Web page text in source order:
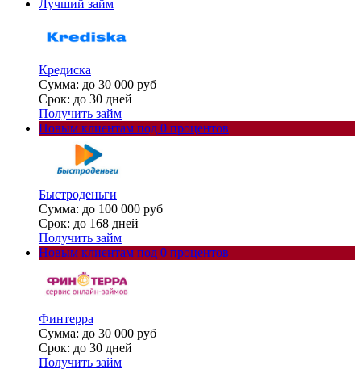
Лучший займ
Кредиска
Сумма: до 30 000 руб
Срок: до 30 дней
Получить займ
Новым клиентам под 0 процентов
Быстроденьги
Сумма: до 100 000 руб
Срок: до 168 дней
Получить займ
Новым клиентам под 0 процентов
Финтерра
Сумма: до 30 000 руб
Срок: до 30 дней
Получить займ